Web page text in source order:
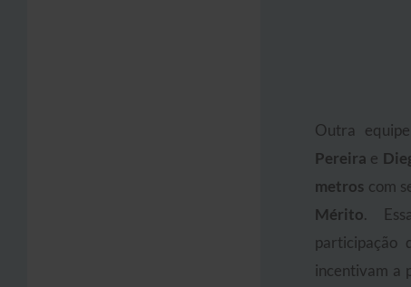
Outra
Pereira e
metroscom
Mérito.
participação
incentivam a